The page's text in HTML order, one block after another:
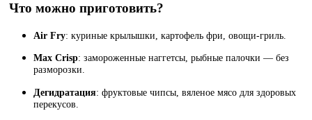
Что можно приготовить?
Air Fry: куриные крылышки, картофель фри, овощи-гриль.
Max Crisp: замороженные наггетсы, рыбные палочки — без
разморозки.
Дегидратация: фруктовые чипсы, вяленое мясо для здоровых
перекусов.